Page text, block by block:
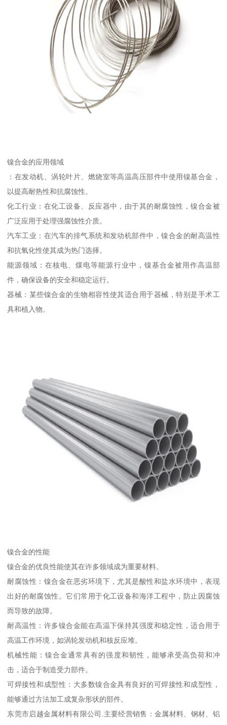
镍合金的应用领域
：在发动机、涡轮叶片、燃烧室等高温高压部件中使用镍基合金，
以提高耐热性和抗腐蚀性。
化工行业：在化工设备、反应器中，由于其的耐腐蚀性，镍合金被
广泛应用于处理强腐蚀性介质。
汽车工业：在汽车的排气系统和发动机部件中，镍合金的耐高温性
和抗氧化性使其成为热门选择。
能源领域：在核电、煤电等能源行业中，镍基合金被用作高温部
件，确保设备的安全和稳定运行。
器械：某些镍合金的生物相容性使其适合用于器械，特别是手术工
具和植入物。
镍合金的性能
镍合金的优良性能使其在许多领域成为重要材料。
耐腐蚀性：镍合金在恶劣环境下，尤其是酸性和盐水环境中，表现
出好的耐腐蚀性。它们常用于化工设备和海洋工程中，防止因腐蚀
而导致的故障。
耐高温性：许多镍合金能在高温下保持其强度和稳定性，适合用于
高温工作环境，如涡轮发动机和核反应堆。
机械性能：镍合金通常具有的强度和韧性，能够承受高负荷和冲
击，适合于制造受力部件。
可焊接性和成型性：大多数镍合金具有良好的可焊接性和成型性，
能够通过方法加工成复杂形状的部件。
东莞市启越金属材料有限公司.主要经营销售：金属材料、钢材、铝